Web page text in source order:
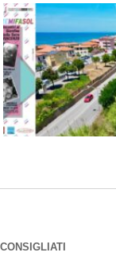
CONSIGLIATI